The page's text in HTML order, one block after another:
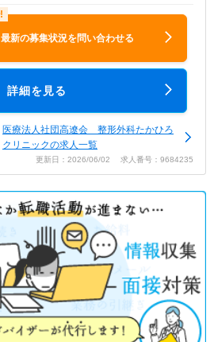
最新の募集状況を問い合わせる
詳細を見る
医療法人社団高遼会 整形外科たかひろ
クリニックの求人一覧
更新日：2026/06/02 求人番号：9684235